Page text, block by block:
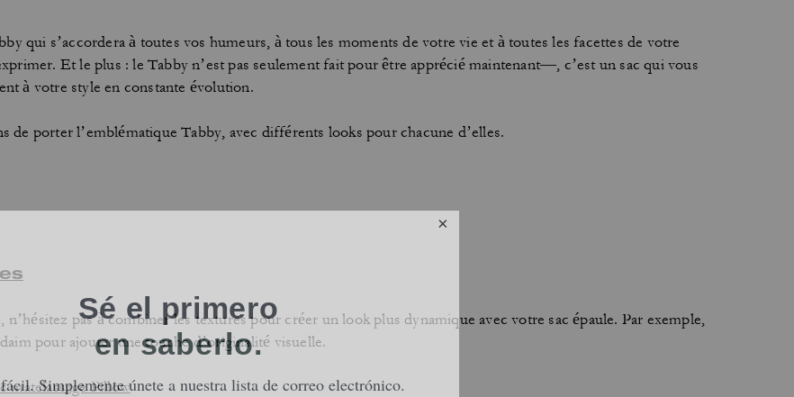
qui s’accordera à toutes vos humeurs, à tous les moments de votre vie et à toutes les facettes de votre
Et le plus : le Tabby n’est pas seulement fait pour être apprécié maintenant—, c’est un sac qui vous
à votre style en constante évolution.
de porter l’emblématique Tabby, avec différents looks pour chacune d’elles.
pas à combiner les textures pour créer un look plus dynamique avec votre sac épaule. Par exemple,
pour ajouter une touche d’originalité visuelle.
matelassage Pillow